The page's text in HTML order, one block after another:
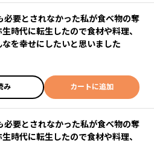
必要とされなかった私が食べ物の奪
時代に転生したので食材や料理、
を幸せにしたいと思いました
み
カートに追加
必要とされなかった私が食べ物の奪
時代に転生したので食材や料理、